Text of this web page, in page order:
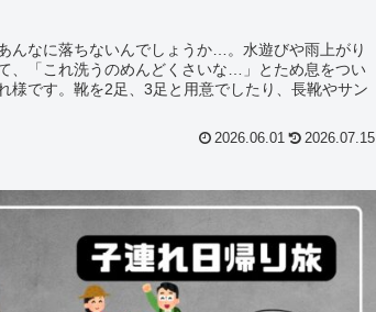
んなに落ちないんでしょうか…。水遊びや雨上がり
、「これ洗うのめんどくさいな…」とため息をつい
様です。靴を2足、3足と用意でしたり、長靴やサン
2026.06.01 2026.07.15